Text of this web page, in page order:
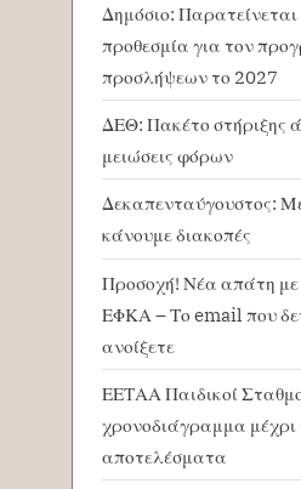
Δημόσιο:
προθεσμία για τον
προσλήψεων το 2027
ΔΕΘ: Πακέτο στήριξης
μειώσεις φόρων
Δεκαπενταύγουστος:
κάνουμε διακοπές
Προσοχή! Νέα απάτη με
ΕΦΚΑ – Το email που
ανοίξετε
ΕΕΤΑΑ Παιδικοί
χρονοδιάγραμμα μέχρι
αποτελέσματα